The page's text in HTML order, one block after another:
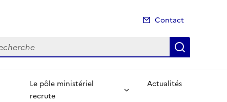
Contact
Le pôle ministériel
recrute
Actualités